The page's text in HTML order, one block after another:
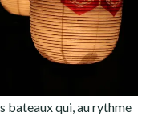
bateaux qui, au rythme